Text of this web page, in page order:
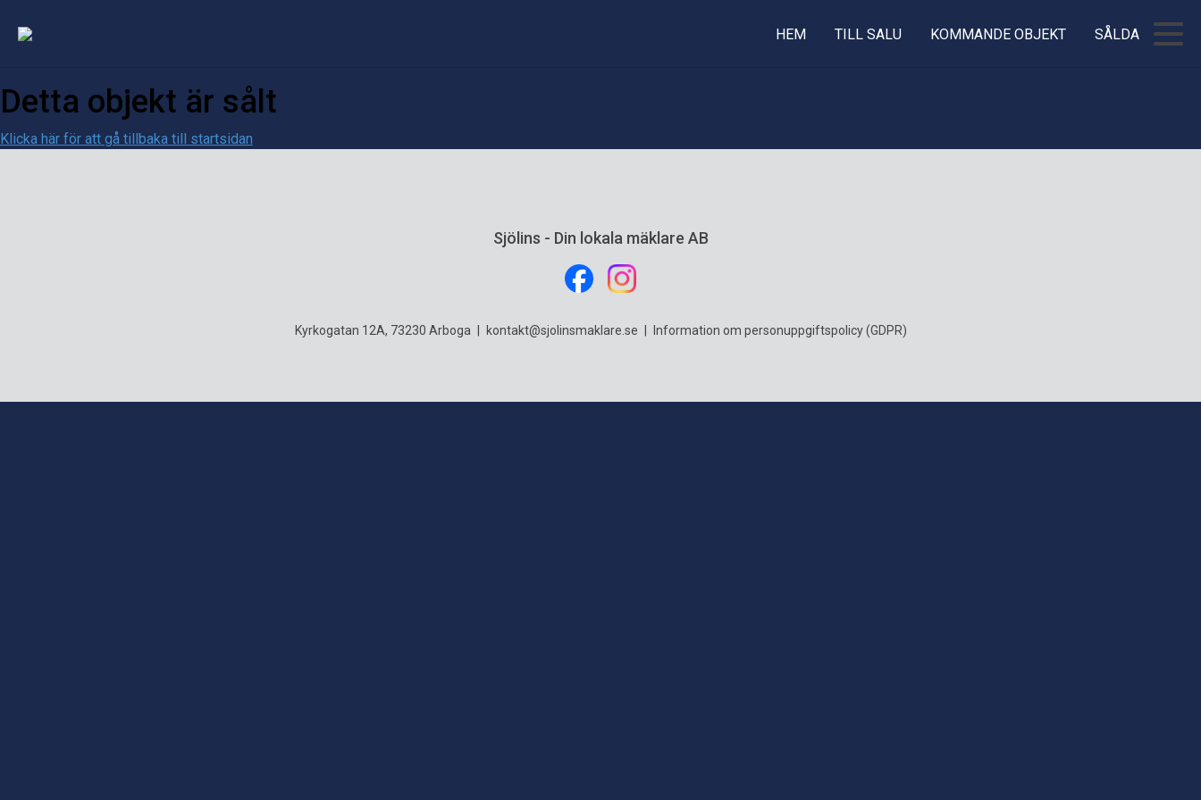
HEM TILL SALU KOMMANDE OBJEKT SÅLDA
Detta objekt är sålt
Klicka här för att gå tillbaka till startsidan
Sjölins - Din lokala mäklare AB
Kyrkogatan 12A, 73230 Arboga kontakt@sjolinsmaklare.se Information om personuppgiftspolicy (GDPR)